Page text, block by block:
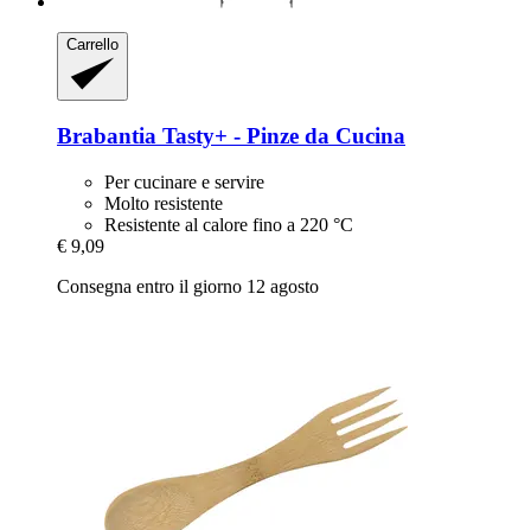
Carrello
Brabantia Tasty+ -​ Pinze da Cucina
Per cucinare e servire
Molto resistente
Resistente al calore fino a 220 °C
€ 9,09
Consegna entro il giorno 12 agosto